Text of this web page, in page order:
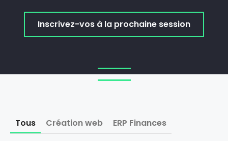
Inscrivez-vos à la prochaine session
Tous Création web ERP Finances